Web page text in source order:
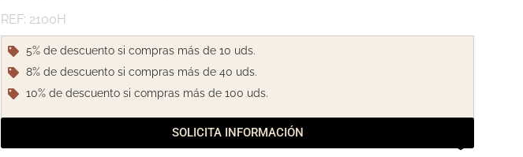
REF: 2100H
5% de descuento si compras más de 10 uds.
8% de descuento si compras más de 40 uds.
10% de descuento si compras más de 100 uds.
SOLICITA INFORMACIÓN